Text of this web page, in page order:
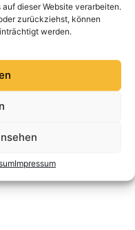
dieser Website verarbeiten.
zurückziehst, können
werden.
Impressum